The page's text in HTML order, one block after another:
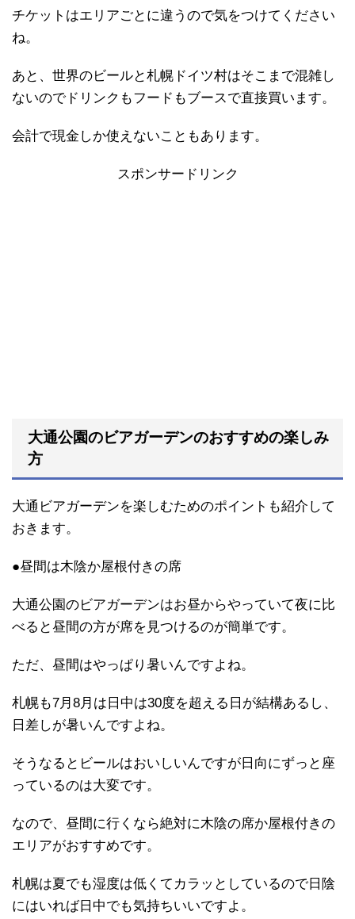
チケットはエリアごとに違うので気をつけてください
ね。
あと、世界のビールと札幌ドイツ村はそこまで混雑し
ないのでドリンクもフードもブースで直接買います。
会計で現金しか使えないこともあります。
スポンサードリンク
大通公園のビアガーデンのおすすめの楽しみ
方
大通ビアガーデンを楽しむためのポイントも紹介して
おきます。
●昼間は木陰か屋根付きの席
大通公園のビアガーデンはお昼からやっていて夜に比
べると昼間の方が席を見つけるのが簡単です。
ただ、昼間はやっぱり暑いんですよね。
札幌も7月8月は日中は30度を超える日が結構あるし、
日差しが暑いんですよね。
そうなるとビールはおいしいんですが日向にずっと座
っているのは大変です。
なので、昼間に行くなら絶対に木陰の席か屋根付きの
エリアがおすすめです。
札幌は夏でも湿度は低くてカラッとしているので日陰
にはいれば日中でも気持ちいいですよ。